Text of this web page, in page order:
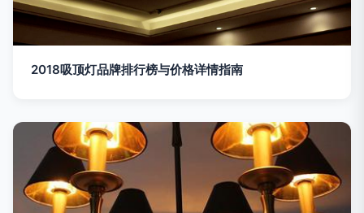
2018吸顶灯品牌排行榜与价格详情指南